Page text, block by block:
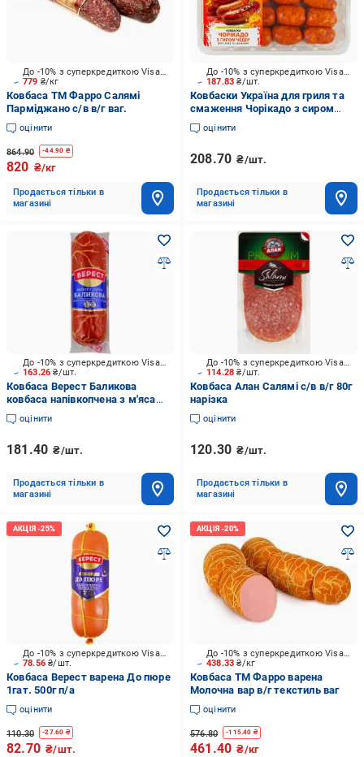
779 ₴/кг
До -10% з суперкредиткою Visa Вигода
Ковбаса ТМ Фарро Салямі
Парміджано с/в в/г ваг.
оцінити
864.90 -44.90 ₴
820 ₴/кг
Продається тільки в
магазині
187.83₴/шт.
До -10% з суперкредиткою Visa Вигода
Ковбаски Україна для гриля та
смаження Чорікадо з сиром
Чедер газ.пак 550 г
оцінити
208.70 ₴/шт.
Продається тільки в
магазині
163.26₴/шт.
До -10% з суперкредиткою Visa Вигода
Ковбаса Верест Баликова
ковбаса напівкопчена з м'яса
птиці в/с. уп. шт.
оцінити
181.40 ₴/шт.
Продається тільки в
магазині
114.28₴/шт.
До -10% з суперкредиткою Visa Вигода
Ковбаса Алан Салямі с/в в/г 80г
нарізка
оцінити
120.30 ₴/шт.
Продається тільки в
магазині
78.56₴/шт.
До -10% з суперкредиткою Visa Вигода
Ковбаса Верест варена До пюре
1гат. 500г п/а
оцінити
110.30 -27.60 ₴
82.70 ₴/шт.
438.33₴/кг
До -10% з суперкредиткою Visa Вигода
Ковбаса ТМ Фарро варена
Молочна вар в/г текстиль ваг
оцінити
576.80 -115.40 ₴
461.40 ₴/кг